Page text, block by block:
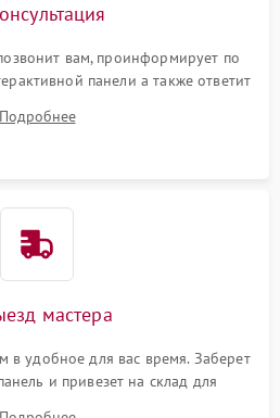
вам, проинформирует по
панели а также ответит
Подробнее
мастера
в удобное для вас время. Заберет
и привезет на склад для